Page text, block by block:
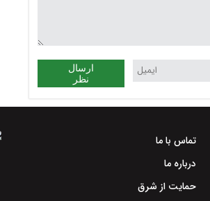
ارسال
نظر
تماس با ما
درباره ما
حمایت از شرق